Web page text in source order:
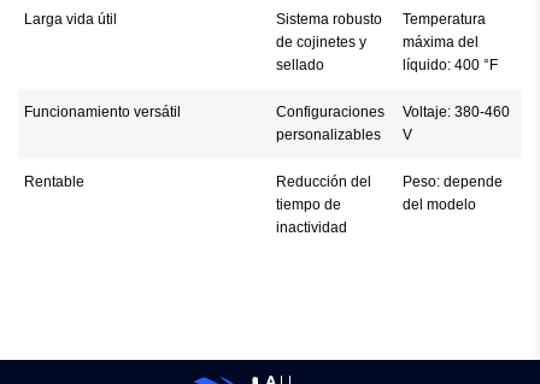
Larga vida útil
Sistema robusto
de cojinetes y
sellado
Temperatura
máxima del
líquido: 400 °F
Funcionamiento versátil
Configuraciones
personalizables
Voltaje: 380-460
V
Rentable
Reducción del
tiempo de
inactividad
Peso: depende
del modelo